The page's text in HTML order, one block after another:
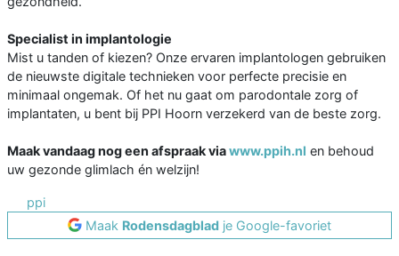
Specialist in implantologie
Mist u tanden of kiezen? Onze ervaren implantologen gebruiken
de nieuwste digitale technieken voor perfecte precisie en
minimaal ongemak. Of het nu gaat om parodontale zorg of
implantaten, u bent bij PPI Hoorn verzekerd van de beste zorg.
Maak vandaag nog een afspraak viawww.ppih.nl en behoud
uw gezonde glimlach én welzijn!
ppi
Maak Rodensdagblad je Google-favoriet